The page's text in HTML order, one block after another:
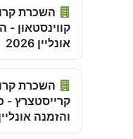
קווינסטאון -
אונליין 2026
קרייסטצרץ -
והזמנה אונליין